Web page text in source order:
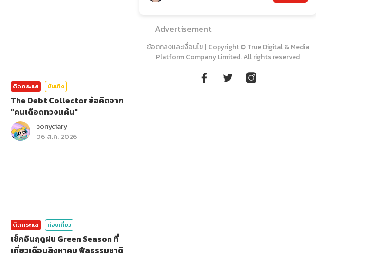
ติดกระแส บันเทิง
The Debt Collector ข้อคิดจาก
"คนเดือดทวงแค้น"
ponydiary
06 ส.ค. 2026
ติดกระแส ท่องเที่ยว
เช็กอินฤดูฝน Green Season ที่
เที่ยวเดือนสิงหาคม ฟีลธรรมชาติ
Advertisement
ข้อตกลงและเงื่อนไข | Copyright © True Digital & Media
Platform Company Limited. All rights reserved